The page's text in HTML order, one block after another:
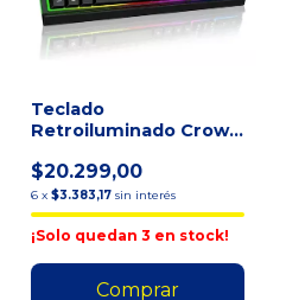
Teclado
Retroiluminado Crown
Negro - Españ
$20.299,00
6 x $3.383,17 sin interés
¡Solo quedan 3 en stock!